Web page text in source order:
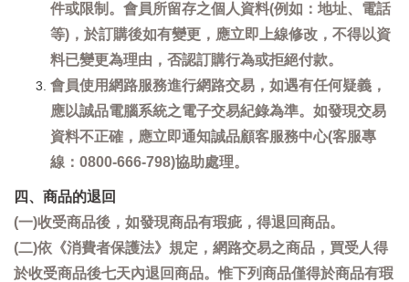
件或限制。會員所留存之個人資料(例如：地址、電話
等)，於訂購後如有變更，應立即上線修改，不得以資
料已變更為理由，否認訂購行為或拒絕付款。
會員使用網路服務進行網路交易，如遇有任何疑義，
應以誠品電腦系統之電子交易紀錄為準。如發現交易
資料不正確，應立即通知誠品顧客服務中心(客服專
線：0800-666-798)協助處理。
四、商品的退回
(一)收受商品後，如發現商品有瑕疵，得退回商品。
(二)依《消費者保護法》規定，網路交易之商品，買受人得
於收受商品後七天內退回商品。惟下列商品僅得於商品有瑕